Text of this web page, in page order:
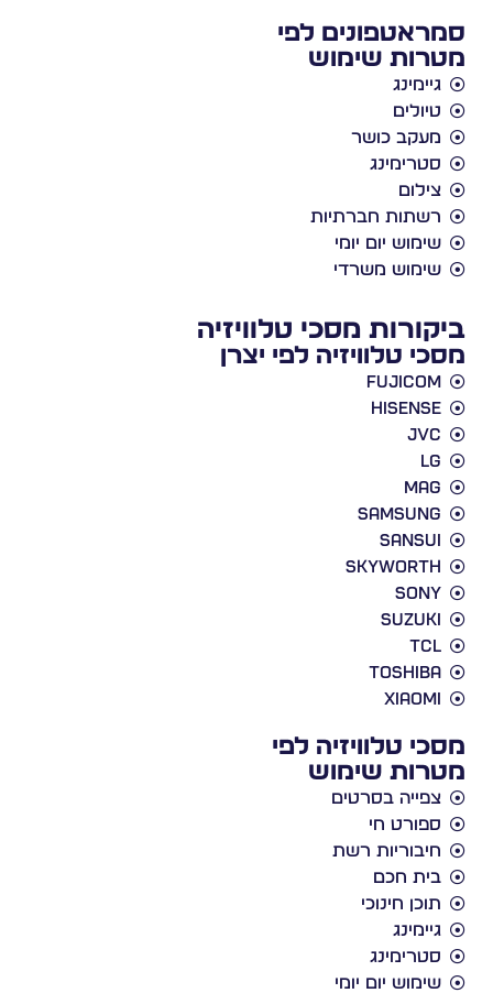
סמראטפונים לפי
מטרות שימוש
גיימינג
טיולים
מעקב כושר
סטרימינג
צילום
רשתות חברתיות
שימוש יום יומי
שימוש משרדי
ביקורות מסכי טלוויזיה
מסכי טלוויזיה לפי יצרן
Fujicom
Hisense
JVC
LG
Mag
Samsung
Sansui
Skyworth
Sony
Suzuki
TCL
Toshiba
Xiaomi
מסכי טלוויזיה לפי
מטרות שימוש
צפייה בסרטים
ספורט חי
חיבוריות רשת
בית חכם
תוכן חינוכי
גיימינג
סטרימינג
שימוש יום יומי